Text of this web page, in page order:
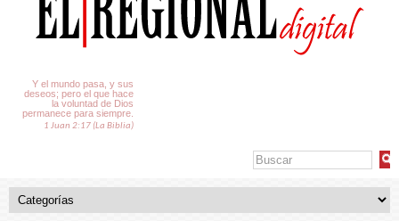
Y el mundo pasa, y sus
deseos; pero el que hace
la voluntad de Dios
permanece para siempre.
1 Juan 2:17 (La Biblia)